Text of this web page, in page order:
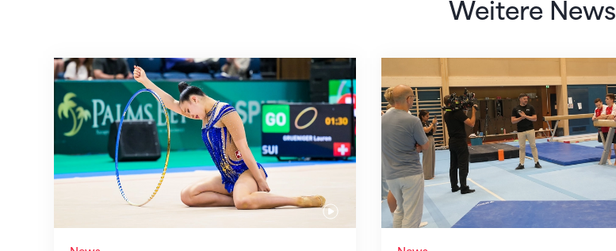
Weitere News
Nächster Halt: Weltmeisterschaft Mit klaren Zielen nach Zagreb